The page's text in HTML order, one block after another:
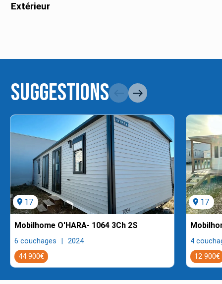
Extérieur
Suggestions east
location_on 17
Mobilhome O'HARA- 1064 3Ch 2S
6 couchages
2024
44 900€
location_on 17
4
12 900€